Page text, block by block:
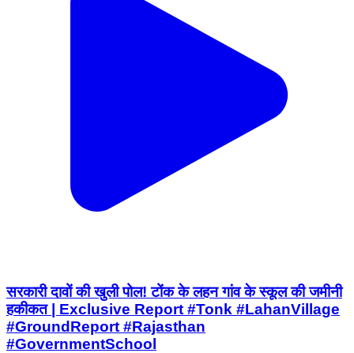
सरकारी दावों की खुली पोल! टोंक के लहन गांव के स्कूल की जमीनी
हकीकत | Exclusive Report #Tonk #LahanVillage
#GroundReport #Rajasthan
#GovernmentSchool